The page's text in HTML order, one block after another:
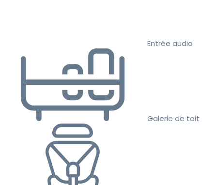
Entrée audio
Galerie de toit